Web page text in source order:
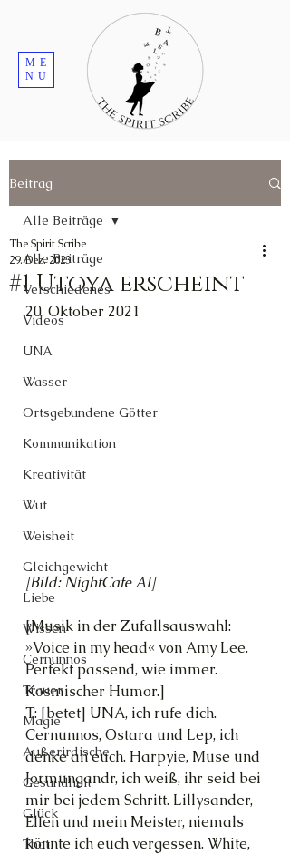
ME
NU
Beitrag
Alle Beiträge
Verschiedenes
Videos
UNA
Wasser
Ortsgebundene Götter
Kommunikation
Kreativität
Wut
Weisheit
Gleichgewicht
Liebe
Wissen
Cernunnos
Trauer
Magie
Außerirdische
Gesundheit
Glück
Thot
Alle Beiträge
#1 Utoya erscheint
The Spirit Scribe
29. Dez. 2023
20. Oktober 2021
[Bild: NightCafe AI]
[Musik in der Zufallsauswahl:
»Voice in my head« von Amy Lee.
Perfekt passend, wie immer.
Kosmischer Humor.]
T: [betet] UNA, ich rufe dich.
Cernunnos, Ostara und Lep, ich
denke an euch. Harpyie, Muse und
Jormungandr, ich weiß, ihr seid bei
mir bei jedem Schritt. Lillysander,
Elfen und mein Meister, niemals
könnte ich euch vergessen. White,